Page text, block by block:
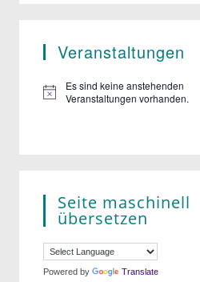
Veranstaltungen
Es sind keine anstehenden
Veranstaltungen vorhanden.
Seite maschinell
übersetzen
Powered by Translate